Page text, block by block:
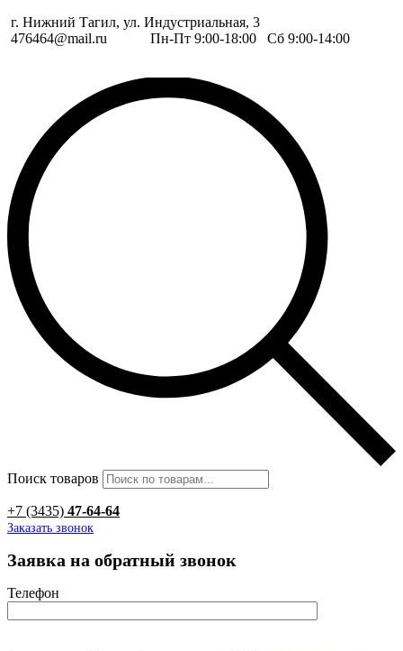
г. Нижний Тагил, ул. Индустриальная, 3
476464@mail.ru
Пн-Пт 9:00-18:00 Сб 9:00-14:00
Поиск товаров
+7 (3435) 47-64-64
Заказать звонок
Заявка на обратный звонок
Телефон